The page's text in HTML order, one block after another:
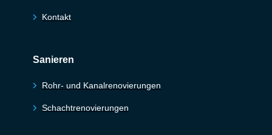
Kontakt
Sanieren
Rohr- und Kanalrenovierungen
Schachtrenovierungen